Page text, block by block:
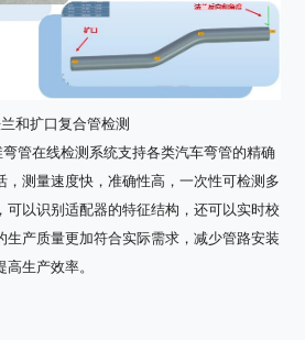
和扩口复合管检测
管在线检测系统支持各类汽车弯管的精确
，测量速度快，准确性高，一次性可检测多
可以识别适配器的特征结构，还可以实时校
生产质量更加符合实际需求，减少管路安装
生产效率。